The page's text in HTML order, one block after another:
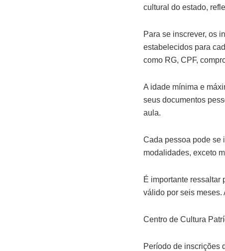
cultural do estado,
Para se inscrever, os
estabelecidos para
como RG, CPF,
A idade mínima e
seus documentos
aula.
Cada pessoa pode se
modalidades, exceto
É importante ressaltar
válido por seis meses.
Centro de Cultura
Período de inscrições